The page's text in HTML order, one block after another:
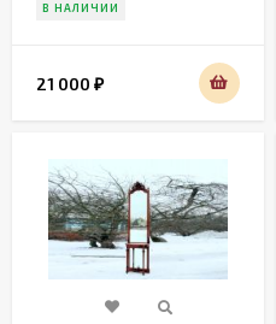
В НАЛИЧИИ
21 000 ₽